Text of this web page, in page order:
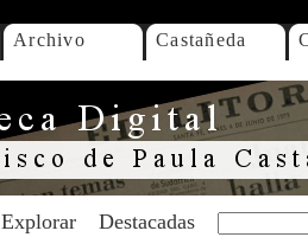
Archivo Castañeda
Explorar Destacadas